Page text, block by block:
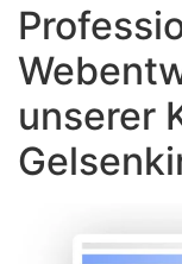
unserer